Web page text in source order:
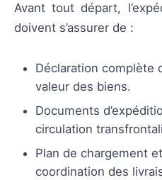
Avant tout départ,
doivent s’assurer de :
Déclaration complète
valeur des biens.
Documents
circulation
Plan de chargement
coordination des